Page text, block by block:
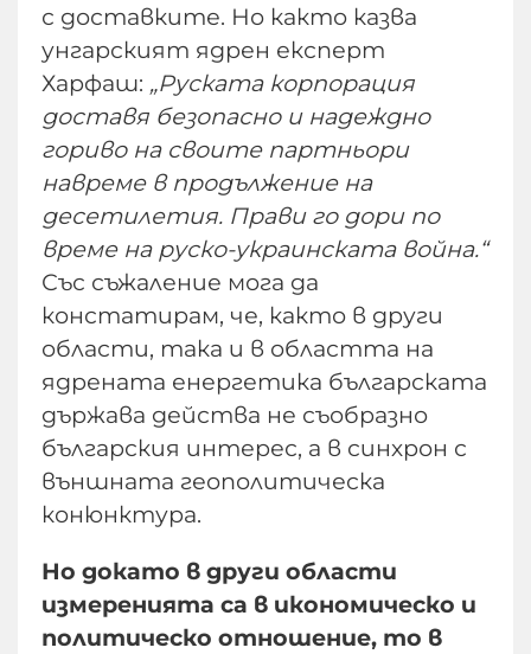
с доставките. Но както казва
унгарският ядрен експерт
Харфаш: „Руската корпорация
доставя безопасно и надеждно
гориво на своите партньори
навреме в продължение на
десетилетия. Прави го дори по
време на руско-украинската война.“
Със съжаление мога да
констатирам, че, както в други
области, така и в областта на
ядрената енергетика българската
държава действа не съобразно
българския интерес, а в синхрон с
външната геополитическа
конюнктура.
Но докато в други области
измеренията са в икономическо и
политическо отношение, то в